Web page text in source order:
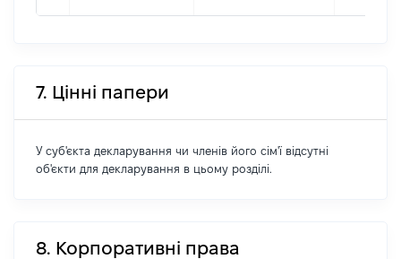
7. Цінні папери
У суб'єкта декларування чи членів його сім'ї відсутні
об'єкти для декларування в цьому розділі.
8. Корпоративні права